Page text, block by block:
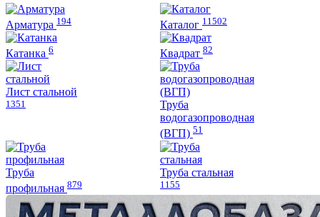
Арматура 194 Каталог 11502
Катанка 6 Квадрат 82
Лист стальной
1351
Труба
водогазопроводная
(ВГП) 51
Труба
профильная 879
Труба стальная
1155